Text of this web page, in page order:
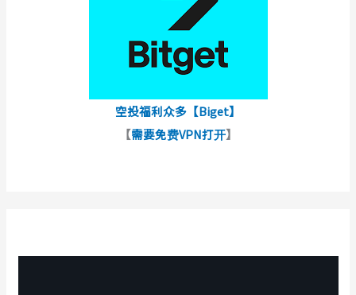
空投福利众多【Biget】
【需要免费VPN打开】